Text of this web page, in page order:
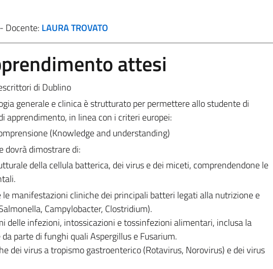
Docente: LAURA TROVATO
attesi
di Dublino
generale e clinica è strutturato per permettere allo studente di
apprendimento, in linea con i criteri europei:
(Knowledge and understanding)
dovrà dimostrare di:
della cellula batterica, dei virus e dei miceti, comprendendone le
le manifestazioni cliniche dei principali batteri legati alla nutrizione e
Campylobacter, Clostridium).
delle infezioni, intossicazioni e tossinfezioni alimentari, inclusa la
parte di funghi quali Aspergillus e Fusarium.
dei virus a tropismo gastroenterico (Rotavirus, Norovirus) e dei virus